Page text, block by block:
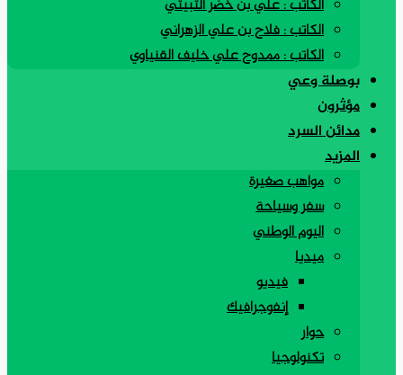
الكاتب : علي بن خضر الثبيتي
الكاتب : فلاح بن علي الزهراني
الكاتب : ممدوح علي خليف القنياوي
بوصلة وعي
مؤثرون
مدائن السرد
المزيد
مواهب صغيرة
سفر وسياحة
اليوم الوطني
ميديا
فيديو
إنفوجرافيك
حوار
تكنولوجيا